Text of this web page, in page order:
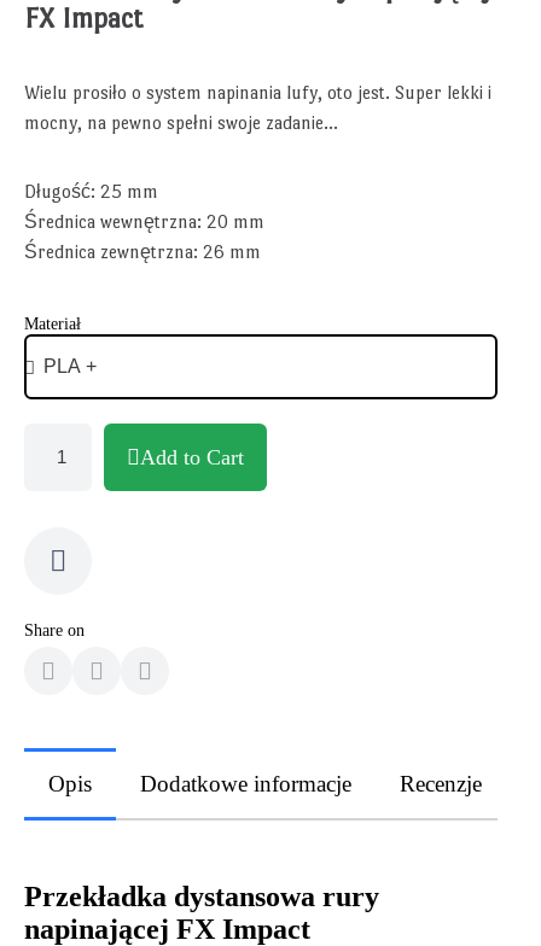
FX Impact
Wielu prosiło o system napinania lufy, oto jest. Super lekki i
mocny, na pewno spełni swoje zadanie...
Długość: 25 mm
Średnica wewnętrzna: 20 mm
Średnica zewnętrzna: 26 mm
Materiał
Add to Cart
Share on
Opis Dodatkowe informacje Recenzje
Przekładka dystansowa rury
napinającej FX Impact